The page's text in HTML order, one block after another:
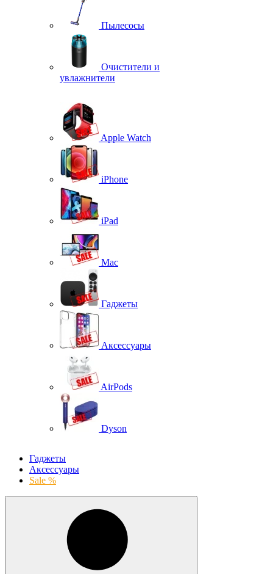
Пылесосы
Очистители и
увлажнители
Apple Watch
iPhone
iPad
Mac
Гаджеты
Аксессуары
AirPods
Dyson
Гаджеты
Аксессуары
Sale %